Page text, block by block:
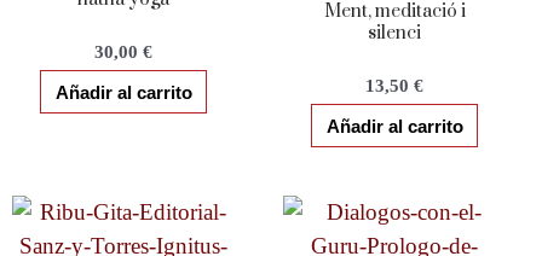
30,00 €
Añadir al carrito
Ment, meditació i
silenci
13,50 €
Añadir al carrito